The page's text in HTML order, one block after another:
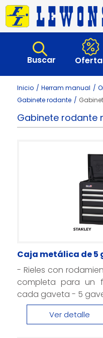
Pasar al contenido
Buscar
Inicio Herram manual
Gabinete rodante
Gabinete rodante
Caja metálica de 5
- Rieles con
completa para un
cada gaveta - 5
Ver detalle